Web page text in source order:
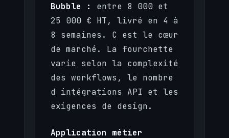
Bubble :
entre 8 000 et
25 000 € HT, livré en 4 à
8 semaines. C est le cœur
de marché. La fourchette
varie selon la complexité
des workflows, le nombre
d intégrations API et les
exigences de design.
Application métier